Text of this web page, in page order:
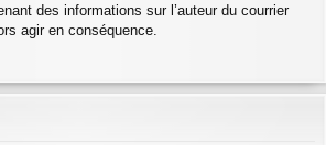
des informations sur l’auteur du courrier
agir en conséquence.